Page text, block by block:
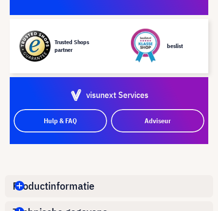
Trusted Shops
partner
beslist
visunext Services
Hulp & FAQ Adviseur
Productinformatie